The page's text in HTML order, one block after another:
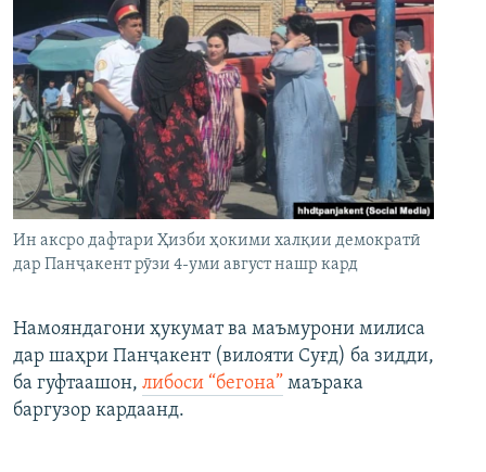
Ин аксро дафтари Ҳизби ҳокими халқии демократӣ
дар Панҷакент рӯзи 4-уми август нашр кард
Намояндагони ҳукумат ва маъмурони милиса
дар шаҳри Панҷакент (вилояти Суғд) ба зидди,
ба гуфтаашон, либоси “бегона” маърака
баргузор кардаанд.